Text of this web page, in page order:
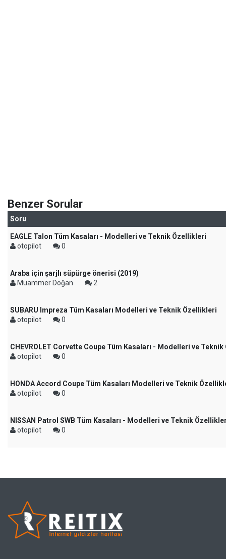
Benzer Sorular
Soru
EAGLE Talon Tüm Kasaları - Modelleri ve Teknik Özellikleri
otopilot
0
Araba için şarjlı süpürge önerisi (2019)
Muammer Doğan
2
SUBARU Impreza Tüm Kasaları Modelleri ve Teknik Özellikleri
otopilot
0
CHEVROLET Corvette Coupe Tüm Kasaları - Modelleri ve
otopilot
0
HONDA Accord Coupe Tüm Kasaları Modelleri ve Teknik
otopilot
0
NISSAN Patrol SWB Tüm Kasaları - Modelleri ve Teknik
otopilot
0